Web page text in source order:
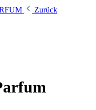
Zurück